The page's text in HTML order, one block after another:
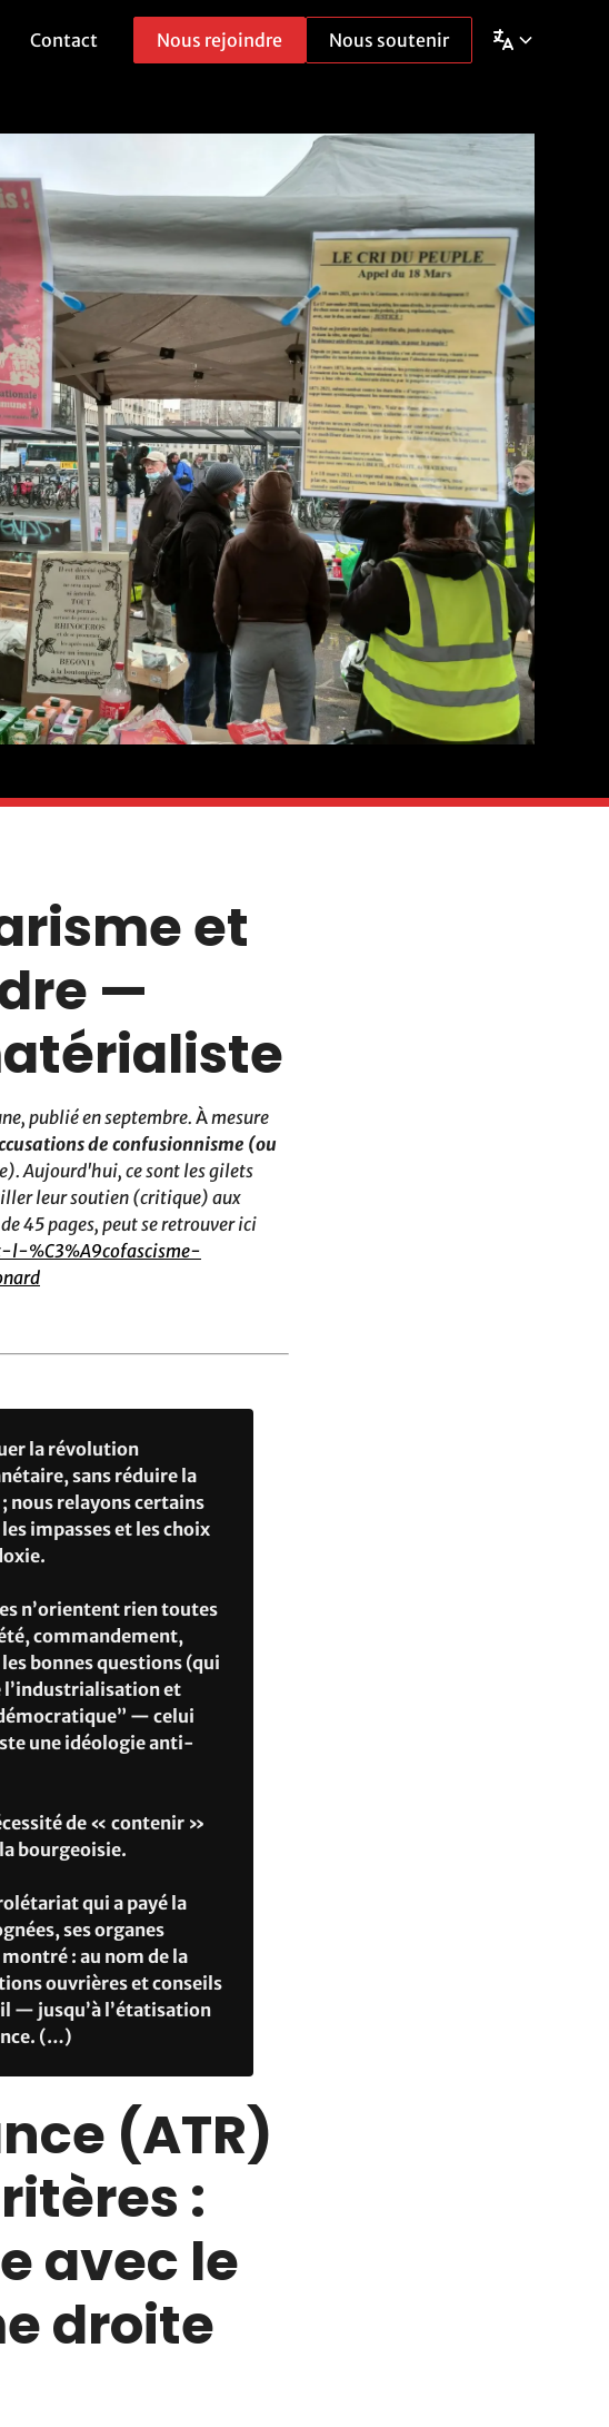
Contact Nous rejoindre Nous soutenir
et
—
publié en septembre. Àmesure
de confusionnisme (ou
Aujourd'hui, ce sont les gilets
leur soutien (critique) aux
45 pages, peut se retrouver ici
%C3%A9cofascisme-
la révolution
sans réduire la
nous relayons certains
impasses et les choix
n’orientent rien toutes
commandement,
bonnes questions (qui
l’industrialisation et
— celui
une idéologie anti-
de « contenir »
bourgeoisie.
qui a payé la
ses organes
: au nom de la
ouvrières et conseils
— jusqu’à l’étatisation
(…)
(ATR)
:
avec le
droite